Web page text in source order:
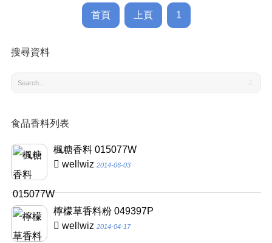
首頁 上頁 1
搜尋資料
食品香料列表
楓糖香料 015077W
wellwiz 2014-06-03
檸檬草香料粉 049397P
wellwiz 2014-04-17